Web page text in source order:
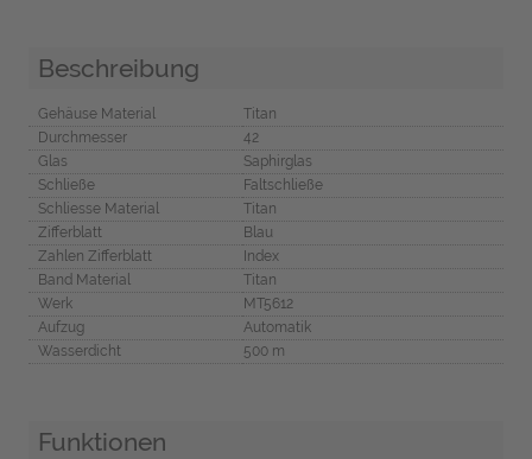
Beschreibung
Gehäuse Material
Titan
Durchmesser
42
Glas
Saphirglas
Schließe
Faltschließe
Schliesse Material
Titan
Zifferblatt
Blau
Zahlen Zifferblatt
Index
Band Material
Titan
Werk
MT5612
Aufzug
Automatik
Wasserdicht
500 m
Funktionen